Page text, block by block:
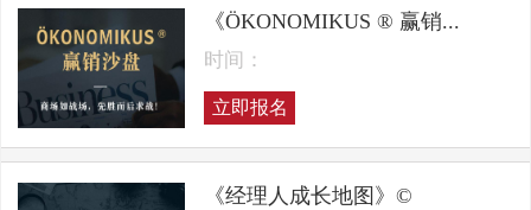
《ÖKONOMIKUS ® 赢销...
时间：
立即报名
《经理人成长地图》©